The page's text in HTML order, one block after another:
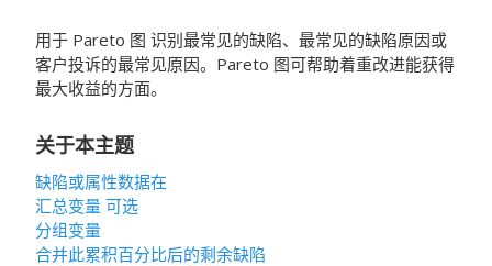
用于 Pareto 图 识别最常见的缺陷、最常见的缺陷原因或
客户投诉的最常见原因。Pareto 图可帮助着重改进能获得
最大收益的方面。
关于本主题
缺陷或属性数据在
汇总变量 可选
分组变量
合并此累积百分比后的剩余缺陷